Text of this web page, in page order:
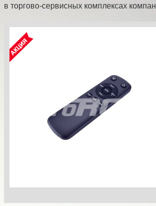
в торгово-сервисных комплексах